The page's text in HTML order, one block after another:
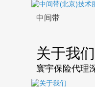
中间带
关于我们
寰宇保险代理